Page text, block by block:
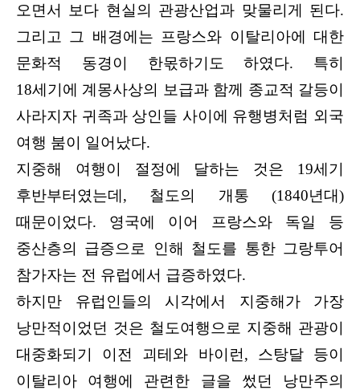
오면서 보다 현실의 관광산업과 맞물리게 된다.
그리고 그 배경에는 프랑스와 이탈리아에 대한
문화적 동경이 한몫하기도 하였다. 특히
18세기에 계몽사상의 보급과 함께 종교적 갈등이
사라지자 귀족과 상인들 사이에 유행병처럼 외국
여행 붐이 일어났다.
지중해 여행이 절정에 달하는 것은 19세기
후반부터였는데, 철도의 개통 (1840년대)
때문이었다. 영국에 이어 프랑스와 독일 등
중산층의 급증으로 인해 철도를 통한 그랑투어
참가자는 전 유럽에서 급증하였다.
하지만 유럽인들의 시각에서 지중해가 가장
낭만적이었던 것은 철도여행으로 지중해 관광이
대중화되기 이전 괴테와 바이런, 스탕달 등이
이탈리아 여행에 관련한 글을 썼던 낭만주의